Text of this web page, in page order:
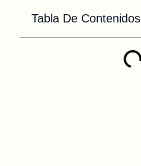
Tabla De Contenidos